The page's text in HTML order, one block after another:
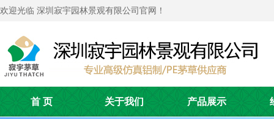
欢迎光临 深圳寂宇园林景观有限公司官网！
首 页 关于我们 产品展示